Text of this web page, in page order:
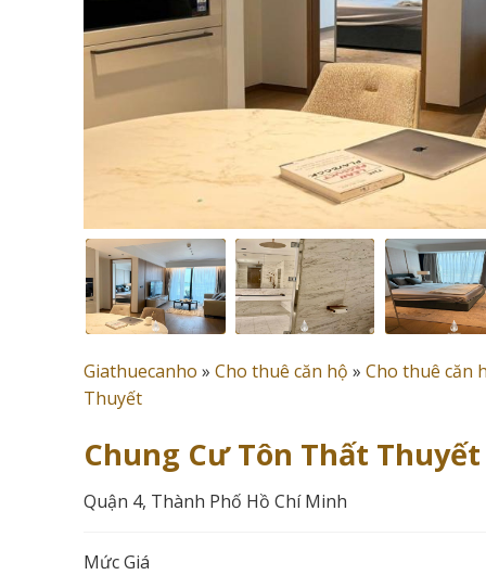
Giathuecanho » Cho thuê căn hộ » Cho thuê căn
Thuyết
Chung Cư Tôn Thất
Quận 4, Thành Phố Hồ Chí Minh
Mức Giá